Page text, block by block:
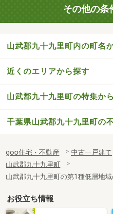
その他の条
山武郡九十九里町内の町名
近くのエリアから探す
山武郡九十九里町の特集か
千葉県山武郡九十九里町の
goo住宅・不動産 中古一戸建て
山武郡九十九里町
山武郡九十九里町の第1種低層地
お役立ち情報